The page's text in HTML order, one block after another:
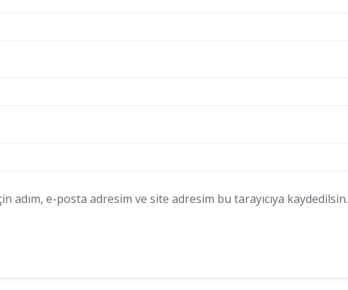
adım, e-posta adresim ve site adresim bu tarayıcıya kaydedilsin.